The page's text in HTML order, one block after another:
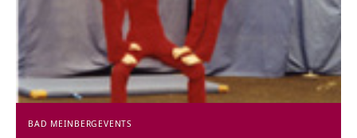
BAD MEINBERG EVENTS